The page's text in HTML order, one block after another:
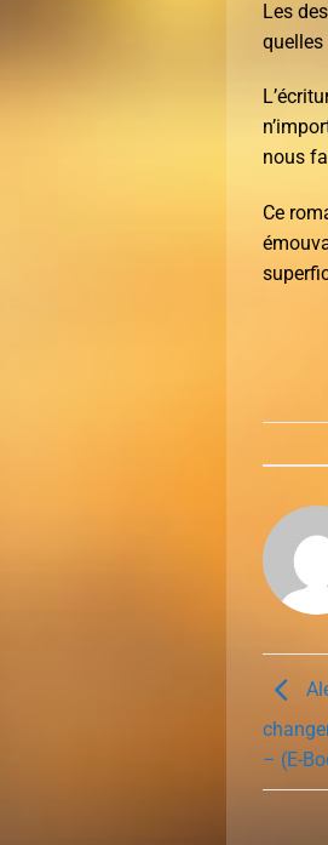
Les
quelles
nous
Ce
– (E-